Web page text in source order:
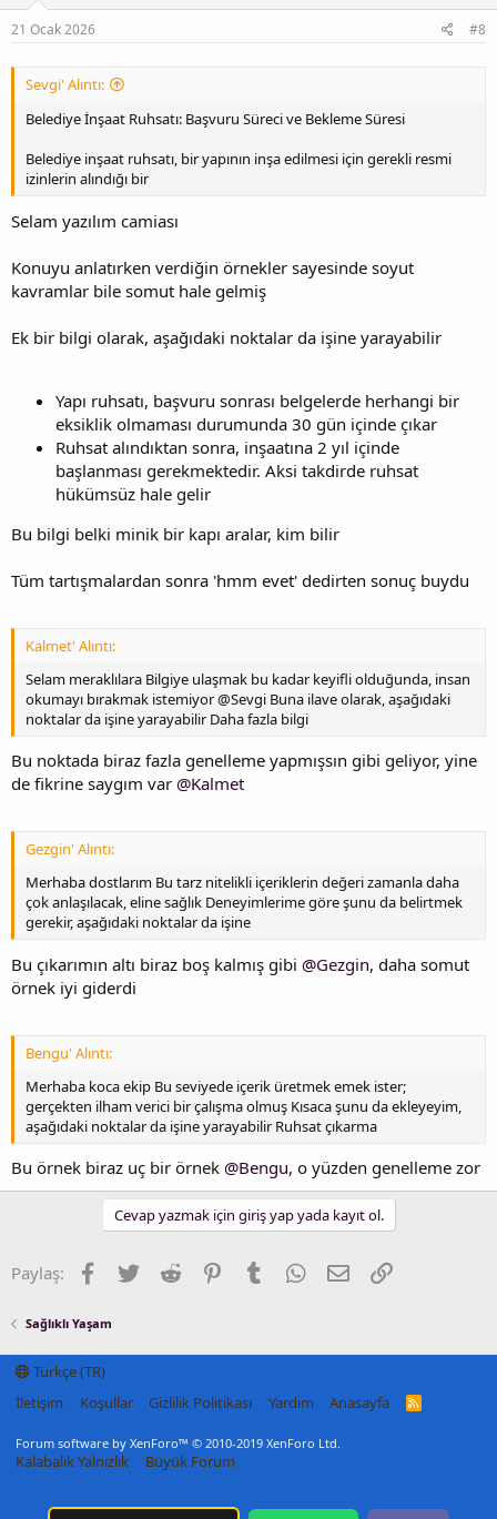
21 Ocak 2026 #8
Sevgi' Alıntı:
Belediye İnşaat Ruhsatı: Başvuru Süreci ve Bekleme Süresi
Belediye inşaat ruhsatı, bir yapının inşa edilmesi için gerekli resmi
izinlerin alındığı bir
Selam yazılım camiası
Konuyu anlatırken verdiğin örnekler sayesinde soyut
kavramlar bile somut hale gelmiş
Ek bir bilgi olarak, aşağıdaki noktalar da işine yarayabilir
Yapı ruhsatı, başvuru sonrası belgelerde herhangi bir
eksiklik olmaması durumunda 30 gün içinde çıkar
Ruhsat alındıktan sonra, inşaatına 2 yıl içinde
başlanması gerekmektedir. Aksi takdirde ruhsat
hükümsüz hale gelir
Bu bilgi belki minik bir kapı aralar, kim bilir
Tüm tartışmalardan sonra 'hmm evet' dedirten sonuç buydu
Kalmet' Alıntı:
Selam meraklılara Bilgiye ulaşmak bu kadar keyifli olduğunda, insan
okumayı bırakmak istemiyor @Sevgi Buna ilave olarak, aşağıdaki
noktalar da işine yarayabilir Daha fazla bilgi
Bu noktada biraz fazla genelleme yapmışsın gibi geliyor, yine
de fikrine saygım var @Kalmet
Gezgin' Alıntı:
Merhaba dostlarım Bu tarz nitelikli içeriklerin değeri zamanla daha
çok anlaşılacak, eline sağlık Deneyimlerime göre şunu da belirtmek
gerekir, aşağıdaki noktalar da işine
Bu çıkarımın altı biraz boş kalmış gibi @Gezgin, daha somut
örnek iyi giderdi
Bengu' Alıntı:
Merhaba koca ekip Bu seviyede içerik üretmek emek ister;
gerçekten ilham verici bir çalışma olmuş Kısaca şunu da ekleyeyim,
aşağıdaki noktalar da işine yarayabilir Ruhsat çıkarma
Bu örnek biraz uç bir örnek @Bengu, o yüzden genelleme zor
Cevap yazmak için giriş yap yada kayıt ol.
Paylaş: Facebook
TwitterReddit PinterestTumblrWhatsApp
E-postaLink
Sağlıklı Yaşam
Türkçe (TR)
İletişim
Koşullar Gizlilik Politikası Yardım Anasayfa
R
Forum software by XenForo™ © 2010-2019 XenForo Ltd.
Kalabalık Yalnızlık Büyük Forum